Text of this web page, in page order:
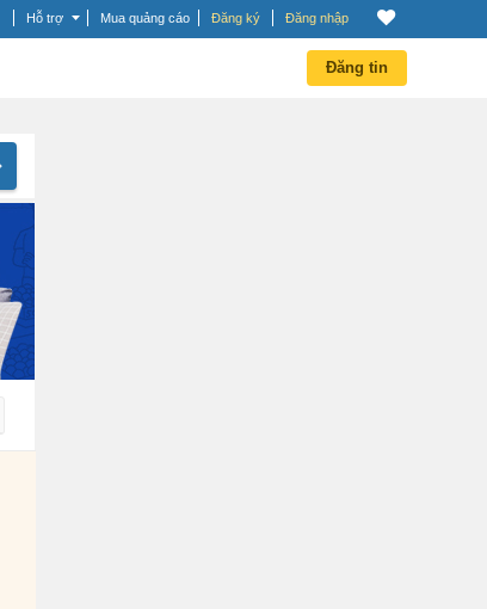
Hỗ trợ Mua quảng cáo Đăng ký Đăng nhập
Đăng tin